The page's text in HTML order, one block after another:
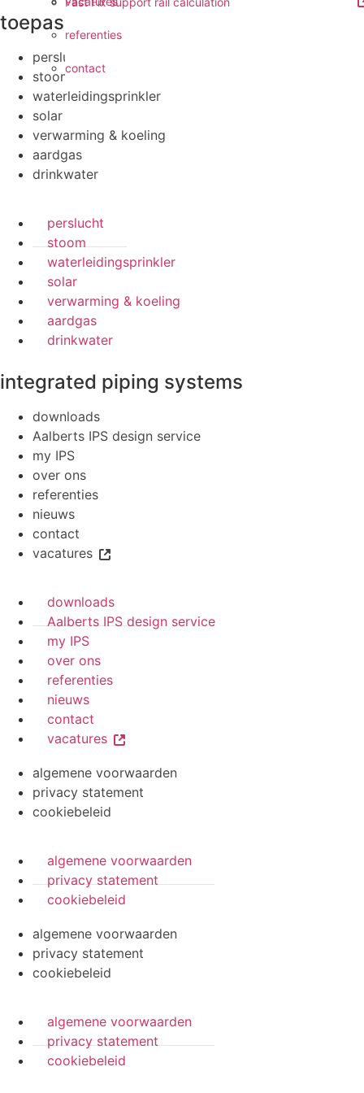
referenties
contact
toepassingen
perslucht
stoom
waterleidingsprinkler
solar
verwarming & koeling
aardgas
drinkwater
perslucht
stoom
waterleidingsprinkler
solar
verwarming & koeling
aardgas
drinkwater
integrated piping systems
downloads
Aalberts IPS design service
my IPS
over ons
referenties
nieuws
contact
vacatures
downloads
Aalberts IPS design service
my IPS
over ons
referenties
nieuws
contact
vacatures
algemene voorwaarden
privacy statement
cookiebeleid
algemene voorwaarden
privacy statement
cookiebeleid
algemene voorwaarden
privacy statement
cookiebeleid
algemene voorwaarden
privacy statement
cookiebeleid